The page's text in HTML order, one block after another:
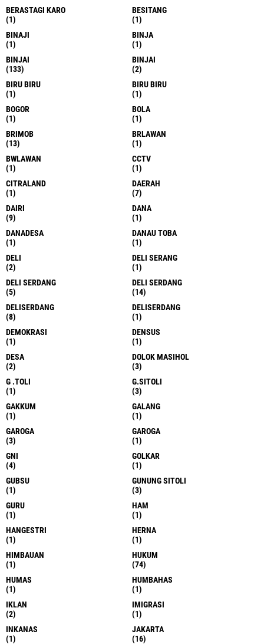
BERASTAGI KARO
(1)
BESITANG
(1)
BINAJI
(1)
BINJA
(1)
BINJAI
(133)
BINJAI
(2)
BIRU BIRU
(1)
BIRU BIRU
(1)
BOGOR
(1)
BOLA
(1)
BRIMOB
(13)
BRLAWAN
(1)
BWLAWAN
(1)
CCTV
(1)
CITRALAND
(1)
DAERAH
(7)
DAIRI
(9)
DANA
(1)
DANADESA
(1)
DANAU TOBA
(1)
DELI
(2)
DELI SERANG
(1)
DELI SERDANG
(5)
DELI SERDANG
(14)
DELISERDANG
(8)
DELISERDANG
(1)
DEMOKRASI
(1)
DENSUS
(1)
DESA
(2)
DOLOK MASIHOL
(3)
G .TOLI
(1)
G.SITOLI
(3)
GAKKUM
(1)
GALANG
(1)
GAROGA
(3)
GAROGA
(1)
GNI
(4)
GOLKAR
(1)
GUBSU
(1)
GUNUNG SITOLI
(3)
GURU
(1)
HAM
(1)
HANGESTRI
(1)
HERNA
(1)
HIMBAUAN
(1)
HUKUM
(74)
HUMAS
(1)
HUMBAHAS
(1)
IKLAN
(2)
IMIGRASI
(1)
INKANAS
(1)
JAKARTA
(16)